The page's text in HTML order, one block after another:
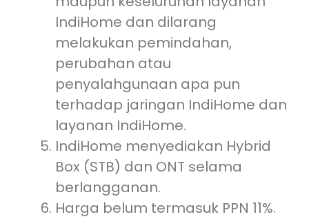
IndiHome dan dilarang
melakukan pemindahan,
perubahan atau
penyalahgunaan apa pun
terhadap jaringan IndiHome dan
layanan IndiHome.
IndiHome menyediakan Hybrid
Box (STB) dan ONT selama
berlangganan.
Harga belum termasuk PPN 11%.